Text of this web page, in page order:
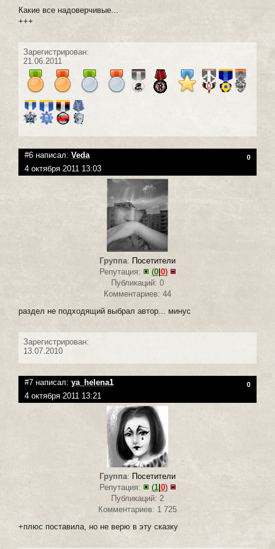
Какие все надоверчивые...
+++
Зарегистрирован:
21.06.2011
#6 написал: Veda 0
4 октября 2011 13:03
Группа: Посетители
Репутация:
(0| 0)
Публикаций: 0
Комментариев: 44
раздел не подходящий выбрал автор... минус
Зарегистрирован:
13.07.2010
#7 написал: ya_helena1 0
4 октября 2011 13:21
Группа: Посетители
Репутация:
(1| 0)
Публикаций: 2
Комментариев: 1 725
+плюс поставила, но не верю в эту сказку